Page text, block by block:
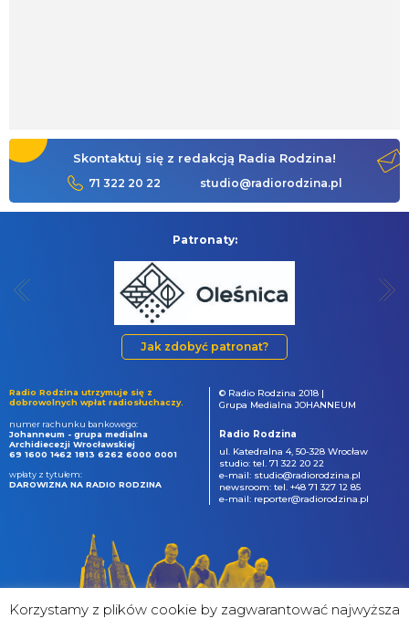
Skontaktuj się z redakcją Radia Rodzina!
71 322 20 22 studio@radiorodzina.pl
Patronaty:
Jak zdobyć patronat?
Radio Rodzina utrzymuje się z
dobrowolnych wpłat radiosłuchaczy.
numer rachunku bankowego:
Johanneum - grupa medialna
Archidiecezji Wrocławskiej
69 1600 1462 1813 6262 6000 0001
wpłaty z tytułem:
DAROWIZNA NA RADIO RODZINA
© Radio Rodzina 2018 |
Grupa Medialna JOHANNEUM
Radio Rodzina
ul. Katedralna 4, 50-328 Wrocław
studio: tel. 71 322 20 22
e-mail: studio@radiorodzina.pl
newsroom: tel. +48 71 327 12 85
e-mail: reporter@radiorodzina.pl
Korzystamy z plików cookie by zagwarantować najwyższa